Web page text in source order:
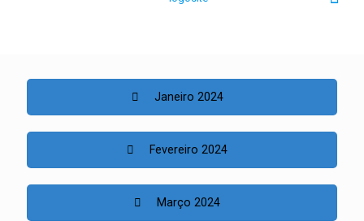
Janeiro 2024
Fevereiro 2024
Março 2024